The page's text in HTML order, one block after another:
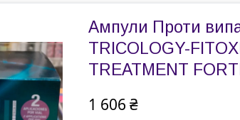
Ампули Проти
TRICOLOGY-
TREATMENT
1 606 ₴